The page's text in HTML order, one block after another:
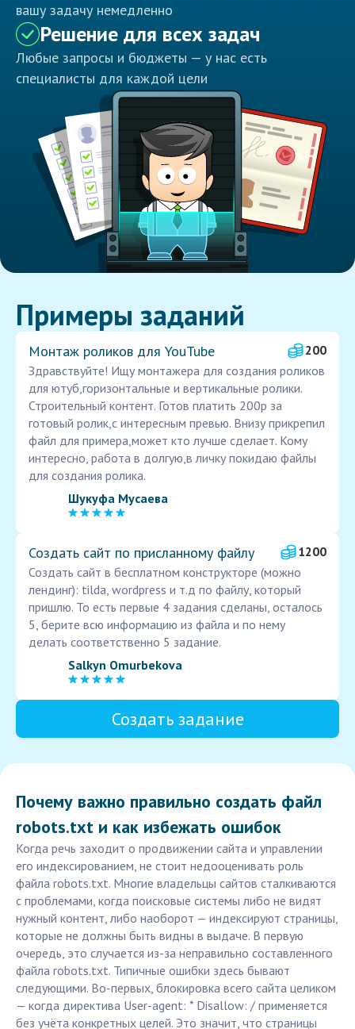
вашу задачу немедленно
Решение для всех задач
Любые запросы и бюджеты — у нас есть
специалисты для каждой цели
Примеры заданий
Монтаж роликов для YouTube
200
Здравствуйте! Ищу монтажера для создания роликов
для ютуб,горизонтальные и вертикальные ролики.
Строительный контент. Готов платить 200р за
готовый ролик,с интересным превью. Внизу прикрепил
файл для примера,может кто лучше сделает. Кому
интересно, работа в долгую,в личку покидаю файлы
для создания ролика.
Шукуфа Мусаева
Создать сайт по присланному файлу
1200
Создать сайт в бесплатном конструкторе (можно
лендинг): tilda, wordpress и т.д по файлу, который
пришлю. То есть первые 4 задания сделаны, осталось
5, берите всю информацию из файла и по нему
делать соответственно 5 задание.
Salkyn Omurbekova
Создать задание
Почему важно правильно создать файл
robots.txt и как избежать ошибок
Когда речь заходит о продвижении сайта и управлении
его индексированием, не стоит недооценивать роль
файла robots.txt. Многие владельцы сайтов сталкиваются
с проблемами, когда поисковые системы либо не видят
нужный контент, либо наоборот — индексируют страницы,
которые не должны быть видны в выдаче. В первую
очередь, это случается из-за неправильно составленного
файла robots.txt. Типичные ошибки здесь бывают
следующими. Во-первых, блокировка всего сайта целиком
— когда директива User-agent: * Disallow: / применяется
без учёта конкретных целей. Это значит, что страницы